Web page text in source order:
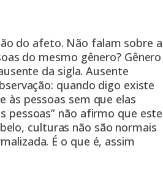
do afeto. Não falam sobre a
do mesmo gênero? Gênero
da sigla. Ausente
quando digo existe
pessoas sem que elas
pessoas” não afirmo que este
culturas não são normais
É o que é, assim